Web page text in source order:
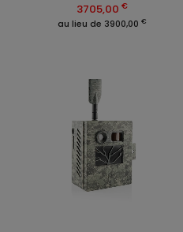
3705,00 €
au lieu de 3900,00 €